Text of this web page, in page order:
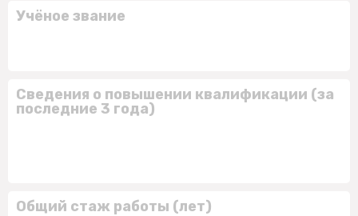
Учёное звание
Сведения о повышении квалификации (за
последние 3 года)
Общий стаж работы (лет)